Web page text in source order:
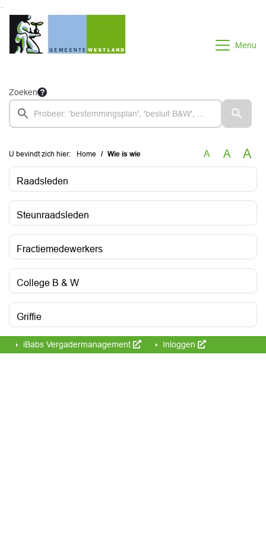
Ga naar de inhoud van deze pagina
Ga naar het zoeken
Ga naar het menu
Menu
Zoeken
U bevindt zich hier: Home Wie is wie A A A
Raadsleden
Steunraadsleden
Fractiemedewerkers
College B & W
Griffie
iBabs Vergadermanagement Inloggen